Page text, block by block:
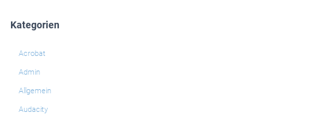
Kategorien
Acrobat
Admin
Allgemein
Audacity